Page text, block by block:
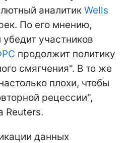
аналитик Wells
По его мнению,
участников
продолжит политику
смягчения". В то же
плохи, чтобы
рецессии",
Reuters.
данных